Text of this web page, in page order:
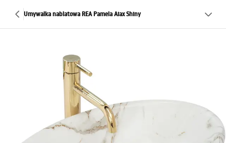
Umywalka nablatowa REA Pamela Aiax Shiny